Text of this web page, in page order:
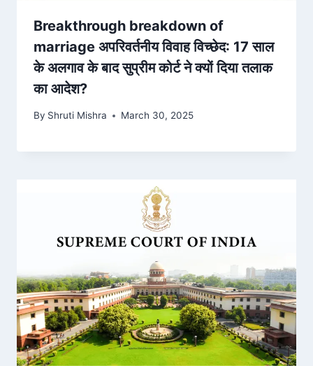
Breakthrough breakdown of
marriage अपरिवर्तनीय विवाह विच्छेद: 17 साल
के अलगाव के बाद सुप्रीम कोर्ट ने क्यों दिया तलाक
का आदेश?
By Shruti Mishra March 30, 2025